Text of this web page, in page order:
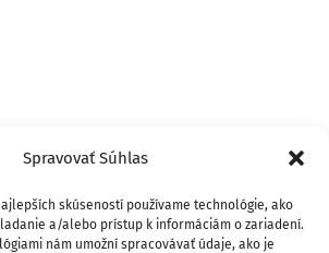
Spravovať Súhlas
skúseností používame technológie, ako
a/alebo prístup k informáciám o zariadení.
nám umožní spracovávať údaje, ako je